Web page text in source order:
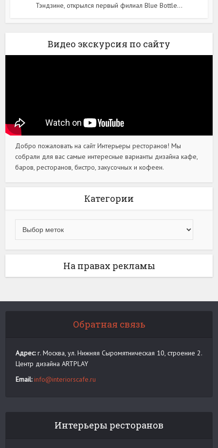
Тэндзине, открылся первый филиал Blue Bottle...
Видео экскурсия по сайту
Добро пожаловать на сайт Интерьеры ресторанов! Мы
собрали для вас самые интересные варианты дизайна кафе,
баров, ресторанов, бистро, закусочных и кофеен.
Категории
На правах рекламы
Обратная связь
Адрес:г. Москва, ул. Нижняя Сыромятническая 10, строение 2.
Центр дизайна ARTPLAY
Email: info@interiorscafe.ru
Интерьеры ресторанов